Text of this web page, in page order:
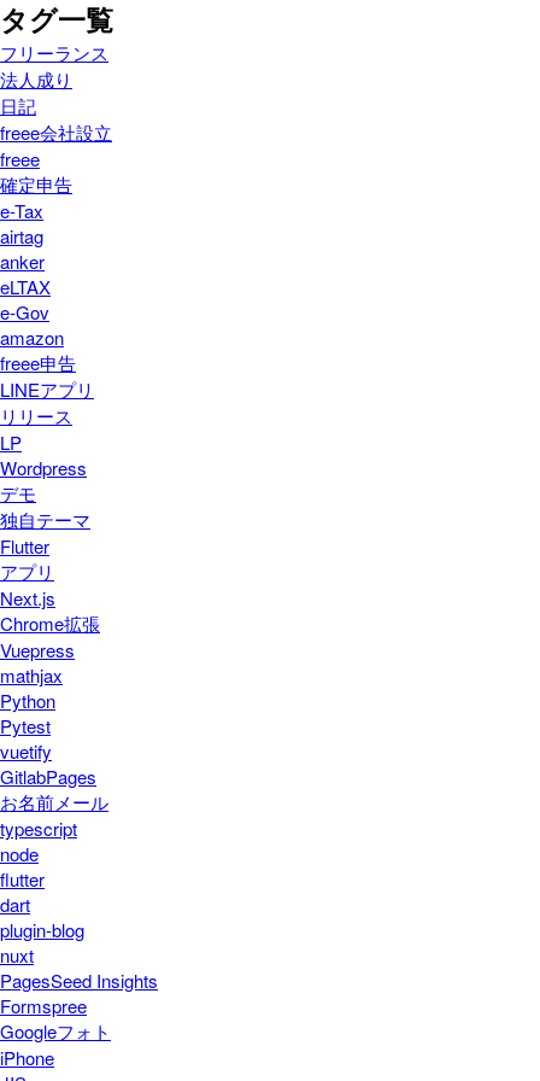
タグ一覧
フリーランス
法人成り
日記
freee会社設立
freee
確定申告
e-Tax
airtag
anker
eLTAX
e-Gov
amazon
freee申告
LINEアプリ
リリース
LP
Wordpress
デモ
独自テーマ
Flutter
アプリ
Next.js
Chrome拡張
Vuepress
mathjax
Python
Pytest
vuetify
GitlabPages
お名前メール
typescript
node
flutter
dart
plugin-blog
nuxt
PagesSeed Insights
Formspree
Googleフォト
iPhone